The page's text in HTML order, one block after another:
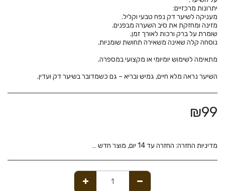
השיער נראה מלא חיים, גמיש ובריא – גם כשמדובר בשיער דק ועדין.
₪99
מדיניות החזרה: החזרה עד 14 יום, מוצר חדש בלבד כל עוד הוא ללא פגע ובאריזתו המקורית.